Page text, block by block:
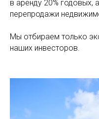
в аренду 20% годовых,
перепродажи
Мы отбираем только
наших инвесторов.